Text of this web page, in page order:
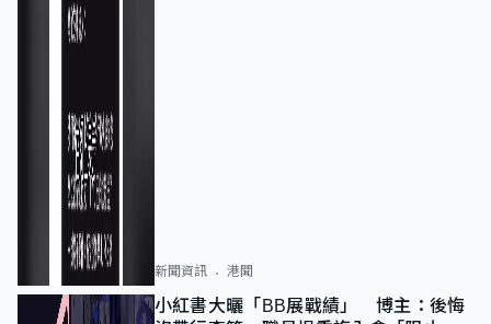
新聞資訊 港聞
小紅書大曬「BB展戰績」 博主：後悔